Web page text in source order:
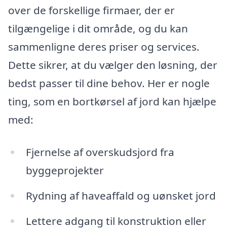
over de forskellige firmaer, der er
tilgængelige i dit område, og du kan
sammenligne deres priser og services.
Dette sikrer, at du vælger den løsning, der
bedst passer til dine behov. Her er nogle
ting, som en bortkørsel af jord kan hjælpe
med:
Fjernelse af overskudsjord fra
byggeprojekter
Rydning af haveaffald og uønsket jord
Lettere adgang til konstruktion eller